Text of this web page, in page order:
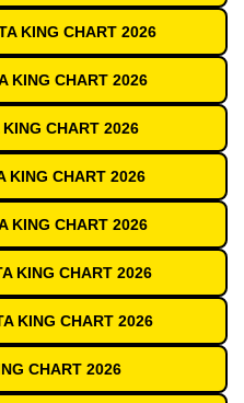
KING CHART 2026
KING CHART 2026
KING CHART 2026
KING CHART 2026
KING CHART 2026
KING CHART 2026
KING CHART 2026
CHART 2026